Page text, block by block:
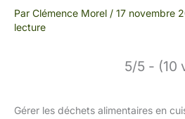
Par Clémence Morel / 17 novembre
lecture
5/5 - (10
Gérer les déchets alimentaires en